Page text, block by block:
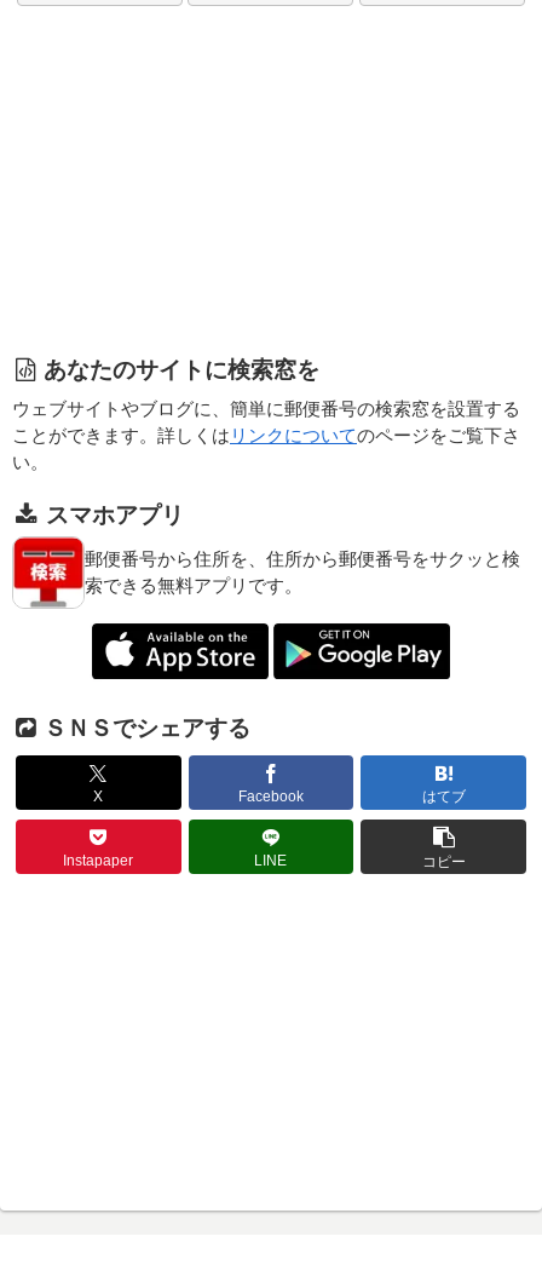
あなたのサイトに検索窓を
ウェブサイトやブログに、簡単に郵便番号の検索窓を設置する
ことができます。詳しくは リンクについてのページをご覧下さ
い。
スマホアプリ
郵便番号から住所を、住所から郵便番号をサクッと検
索できる無料アプリです。
ＳＮＳでシェアする
X Facebook はてブ
Instapaper LINE コピー